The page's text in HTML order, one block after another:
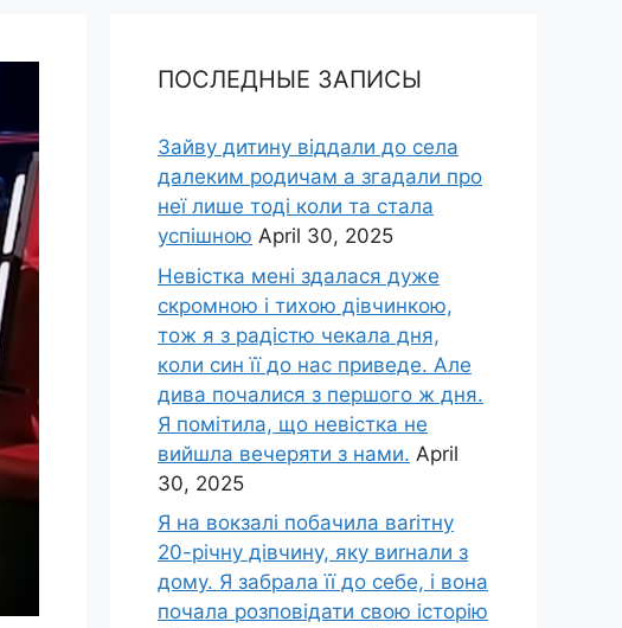
ПОСЛЕДНЫЕ ЗАПИСЫ
Зайву дитину віддали до села
далеким родичам а згадали про
неї лише тоді коли та стала
успішною April 30, 2025
Невістка мені здалася дуже
скромною і тихою дівчинкою,
тож я з радістю чекала дня,
коли син її до нас приведе. Але
дива почалися з першого ж дня.
Я помітила, що невістка не
вийшла вечеряти з нами. April
30, 2025
Я на вокзалі побачила ваrітну
20-річну дівчину, яку виrнали з
дому. Я забрала її до себе, і вона
почала розповідати свою історію